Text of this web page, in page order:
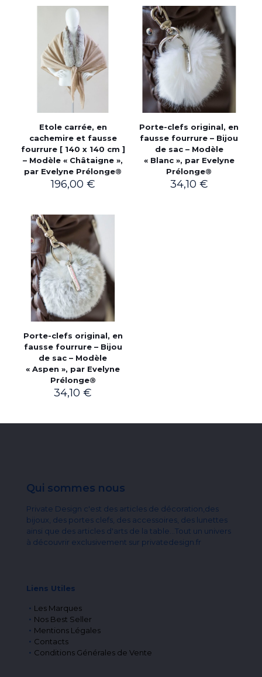
Etole carrée, en
cachemire et fausse
fourrure [ 140 x 140 cm ]
– Modèle « Châtaigne »,
par Evelyne Prélonge®
196,00 €
Porte-clefs original, en
fausse fourrure – Bijou
de sac – Modèle
« Blanc », par Evelyne
Prélonge®
34,10 €
Porte-clefs original, en
fausse fourrure – Bijou
de sac – Modèle
« Aspen », par Evelyne
Prélonge®
34,10€
Qui sommes nous
Private Design c'est des articles de décoration,des
bijoux, des portes clefs, des accessoires, des lunettes
ainsi que des articles d'arts de la table...Tout un univers
à découvrir exclusivement sur privatedesign.fr
Liens Utiles
Les Marques
Nos Best Seller
Mentions Légales
Contacts
Conditions Générales de Vente